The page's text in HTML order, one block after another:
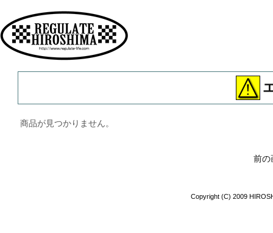
商品が見つかりません。
前の
Copyright (C) 2009